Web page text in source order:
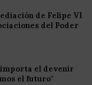
de Felipe VI
del Poder
el devenir
el futuro"